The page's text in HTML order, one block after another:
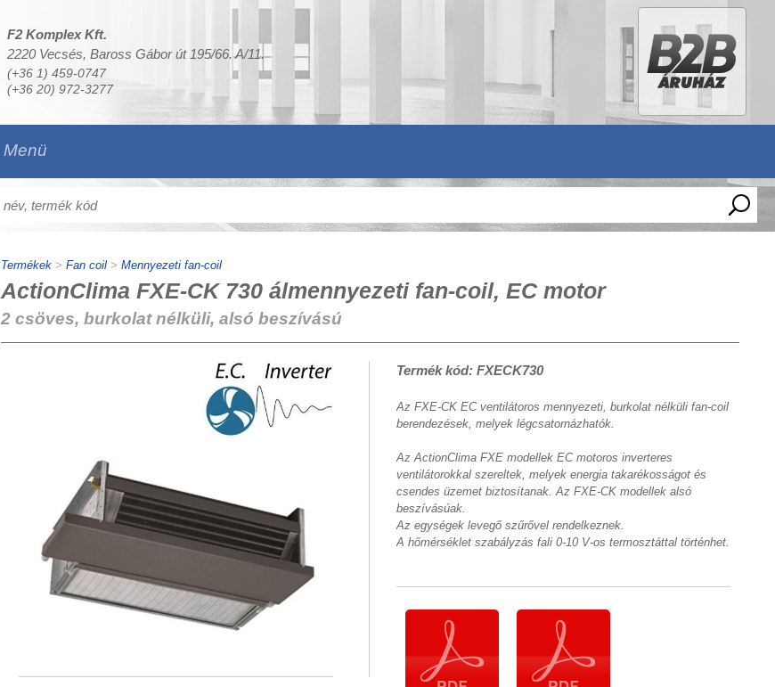
F2 Komplex Kft.
2220 Vecsés, Baross Gábor út 195/66. A/11.
(+36 1) 459-0747
(+36 20) 972-3277
Menü
Termékek> Fan coil> Mennyezeti fan-coil
ActionClima FXE-CK 730 álmennyezeti fan-coil, EC motor
2 csöves, burkolat nélküli, alsó beszívású
Termék kód: FXECK730
Az FXE-CK EC ventilátoros mennyezeti, burkolat nélküli fan-coil
berendezések, melyek légcsatornázhatók.
Az ActionClima FXE modellek EC motoros inverteres
ventilátorokkal szereltek, melyek energia takarékosságot és
csendes üzemet biztosítanak. Az FXE-CK modellek alsó
beszívásúak.
Az egységek levegő szűrővel rendelkeznek.
A hőmérséklet szabályzás fali 0-10 V-os termosztáttal történhet.